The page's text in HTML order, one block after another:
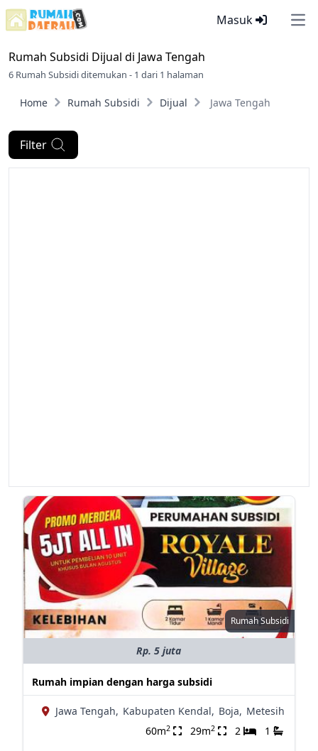
Masuk
Rumah Subsidi Dijual di Jawa Tengah
6 Rumah Subsidi ditemukan - 1 dari 1 halaman
Home Rumah Subsidi Dijual Jawa Tengah
Filter
Rumah Subsidi
Rp. 5 juta
Rumah impian dengan harga subsidi
Jawa Tengah, Kabupaten Kendal, Boja, Metesih
60m2 29m2 2 1